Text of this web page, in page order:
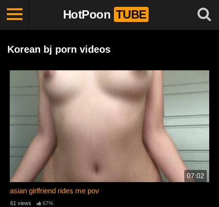
HotPoon TUBE
Korean bj porn videos
07:02
asian girlfriend rides me pov
61 views 67%